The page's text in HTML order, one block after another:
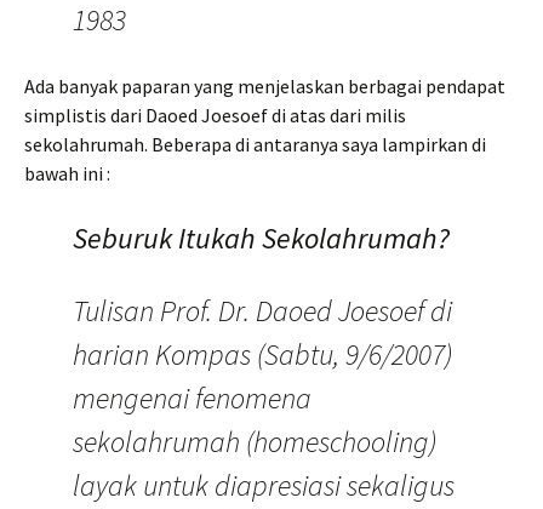
1983
Ada banyak paparan yang menjelaskan berbagai pendapat
simplistis dari Daoed Joesoef di atas dari milis
sekolahrumah. Beberapa di antaranya saya lampirkan di
bawah ini :
Seburuk Itukah Sekolahrumah?
Tulisan Prof. Dr. Daoed Joesoef di
harian Kompas (Sabtu, 9/6/2007)
mengenai fenomena
sekolahrumah (homeschooling)
layak untuk diapresiasi sekaligus